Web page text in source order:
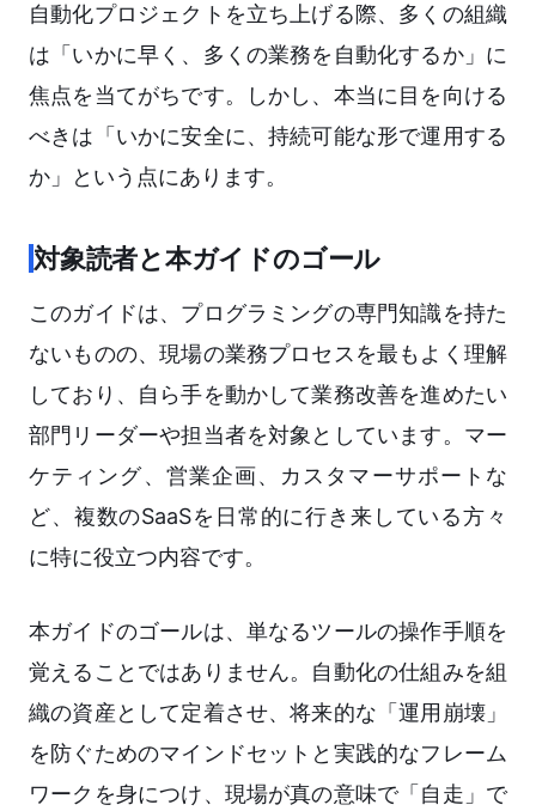
自動化プロジェクトを立ち上げる際、多くの組織
は「いかに早く、多くの業務を自動化するか」に
焦点を当てがちです。しかし、本当に目を向ける
べきは「いかに安全に、持続可能な形で運用する
か」という点にあります。
対象読者と本ガイドのゴール
このガイドは、プログラミングの専門知識を持た
ないものの、現場の業務プロセスを最もよく理解
しており、自ら手を動かして業務改善を進めたい
部門リーダーや担当者を対象としています。マー
ケティング、営業企画、カスタマーサポートな
ど、複数のSaaSを日常的に行き来している方々
に特に役立つ内容です。
本ガイドのゴールは、単なるツールの操作手順を
覚えることではありません。自動化の仕組みを組
織の資産として定着させ、将来的な「運用崩壊」
を防ぐためのマインドセットと実践的なフレーム
ワークを身につけ、現場が真の意味で「自走」で